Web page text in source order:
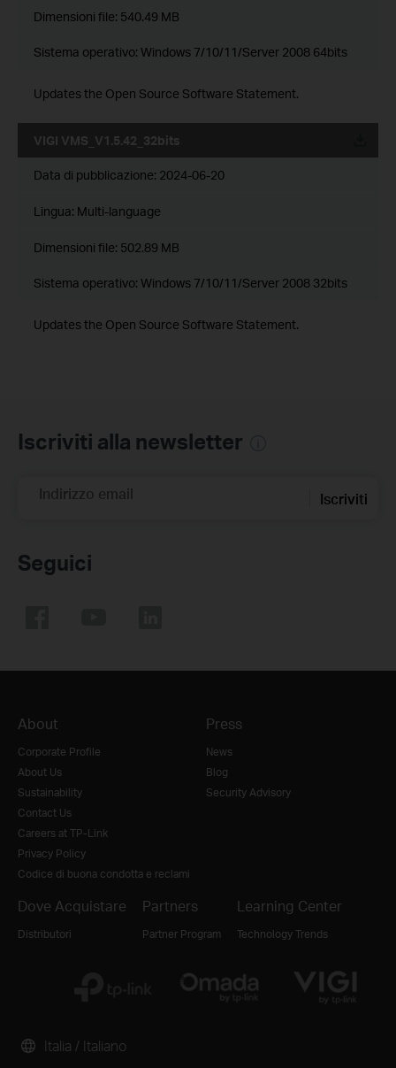
Dimensioni file: 540.49 MB
Sistema operativo: Windows 7/10/11/Server 2008 64bits
Updates the Open Source Software Statement.
VIGI VMS_V1.5.42_32bits
Data di pubblicazione: 2024-06-20
Lingua: Multi-language
Dimensioni file: 502.89 MB
Sistema operativo: Windows 7/10/11/Server 2008 32bits
Updates the Open Source Software Statement.
Iscriviti alla newsletter
Indirizzo email Iscriviti
Seguici
About
Corporate Profile
About Us
Sustainability
Contact Us
Careers at TP-Link
Privacy Policy
Codice di buona condotta e reclami
Press
News
Blog
Security Advisory
Dove Acquistare
Distributori
Partners
Partner Program
Learning Center
Technology Trends
Italia / Italiano